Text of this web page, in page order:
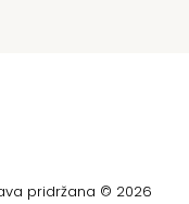
pridržana © 2026